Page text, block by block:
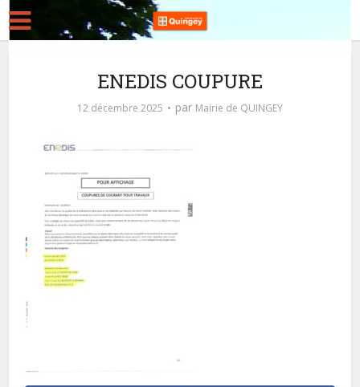
ENEDIS COUPURE
12 décembre 2025 par Mairie de QUINGEY